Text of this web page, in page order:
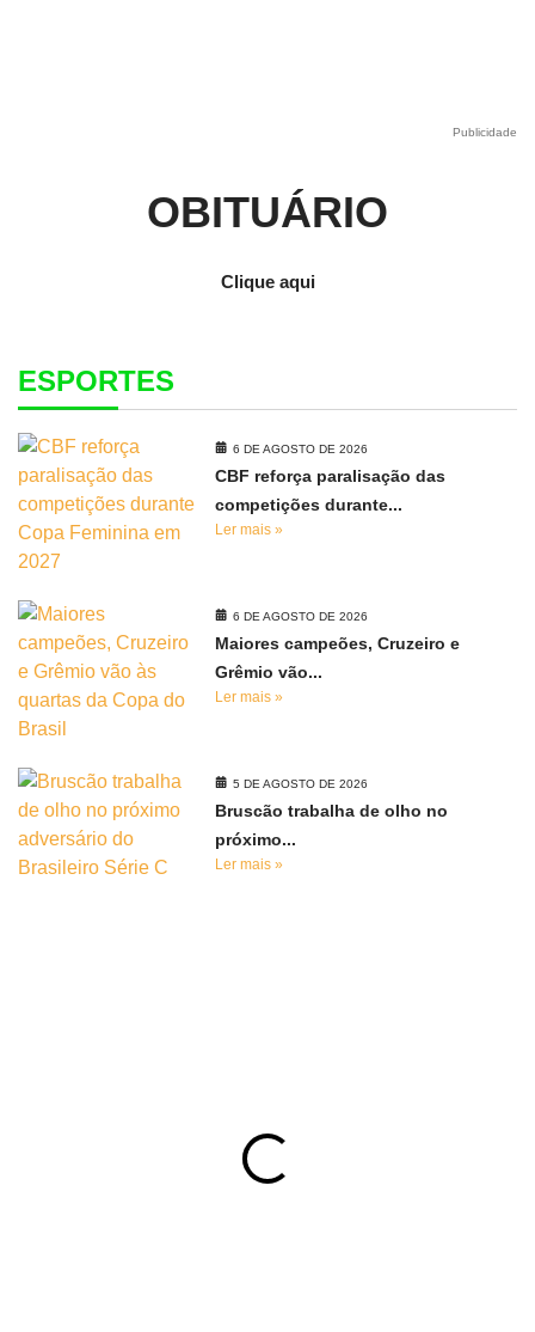
Publicidade
OBITUÁRIO
Clique aqui
ESPORTES
6 DE AGOSTO DE 2026
CBF reforça paralisação das
competições durante...
Ler mais »
6 DE AGOSTO DE 2026
Maiores campeões, Cruzeiro e
Grêmio vão...
Ler mais »
5 DE AGOSTO DE 2026
Bruscão trabalha de olho no
próximo...
Ler mais »